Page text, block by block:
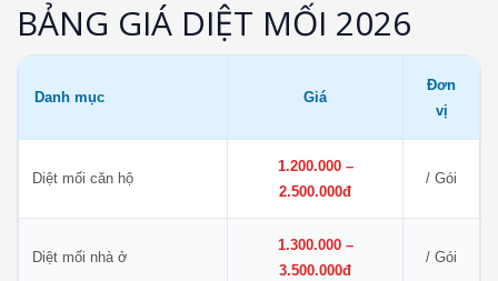
BẢNG GIÁ DIỆT MỐI 2026
Danh mục Giá
Đơn
vị
Diệt mối căn hộ
1.200.000 –
2.500.000đ
/ Gói
Diệt mối nhà ở
1.300.000 –
3.500.000đ
/ Gói